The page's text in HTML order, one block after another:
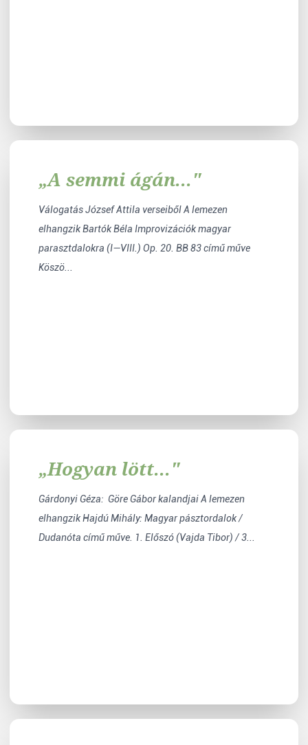
„A semmi ágán..."
Válogatás József Attila verseiből A lemezen
elhangzik Bartók Béla Improvizációk magyar
parasztdalokra (I—VIII.) Op. 20. BB 83 című műve
Köszö...
„Hogyan lött..."
Gárdonyi Géza: Göre Gábor kalandjai A lemezen
elhangzik Hajdú Mihály: Magyar pásztordalok /
Dudanóta című műve. 1. Előszó (Vajda Tibor) / 3...